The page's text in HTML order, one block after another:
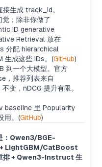
生成 track_id。
；除非你做了
ID generative
Retrieval 放在
分配 hierarchical
生成这些 IDs。(GitHub)
到一个大模型。官方
，推荐列表来自
变，nDCG 提升有限。
baseline 里 Popularity
用。(GitHub)
：Qwen3/BGE-
+ LightGBM/CatBoost
排 + Qwen3-Instruct 生